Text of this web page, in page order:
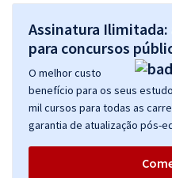
Assinatura Ilimitada:
para concursos
O melhor custo
benefício para os seus
mil cursos para todas as
garantia de atualização pós-